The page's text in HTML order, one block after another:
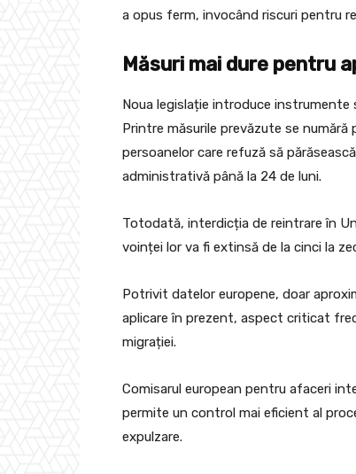
a opus ferm, invocând riscuri pentru
Măsuri mai dure pentru
Noua legislație introduce instrumente
Printre măsurile prevăzute se
persoanelor care refuză să
administrativă până la 24 de luni.
Totodată, interdicția de reintrare în
voinței lor va fi extinsă de la cinci la
Potrivit datelor europene, doar
aplicare în prezent, aspect criticat
migrației.
Comisarul european pentru afaceri
permite un control mai eficient al
expulzare.